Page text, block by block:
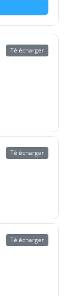
Télécharger
Télécharger
Télécharger